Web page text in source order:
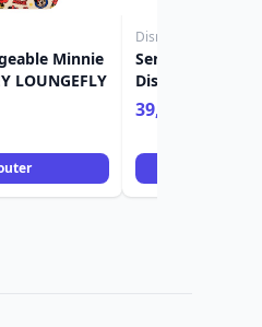
Minnie
LOUNGEFLY
Disney Showcase
Serre-livres
Disney
39,90 €